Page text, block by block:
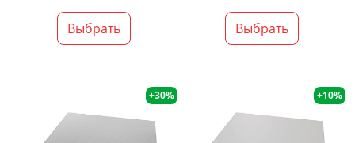
Выбрать Выбрать
+30% +10%